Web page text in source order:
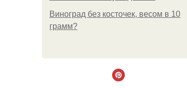
Виноград без косточек, весом в 10
грамм?